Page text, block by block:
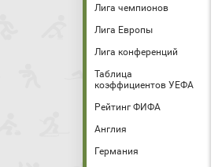
Лига чемпионов
Лига Европы
Лига конференций
Таблица
коэффициентов УЕФА
Рейтинг ФИФА
Англия
Германия